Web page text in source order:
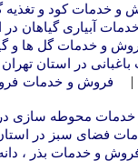
و خدمات کود و تغذیه
آبیاری گیاهان در
و خدمات گل ها و
در استان تهران
فروش و خدمات
محوطه سازی در
فضای سبز در
و خدمات بذر ، دانه